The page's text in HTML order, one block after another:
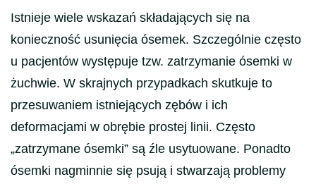
Istnieje wiele wskazań składających się na
konieczność usunięcia ósemek. Szczególnie często
u pacjentów występuje tzw. zatrzymanie ósemki w
żuchwie. W skrajnych przypadkach skutkuje to
przesuwaniem istniejących zębów i ich
deformacjami w obrębie prostej linii. Często
„zatrzymane ósemki” są źle usytuowane. Ponadto
ósemki nagminnie się psują i stwarzają problemy